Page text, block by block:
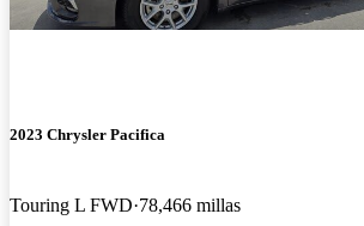
2023 Chrysler Pacifica
Touring L FWD 78,466 millas